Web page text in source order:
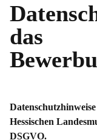
das
Hessischen
DSGVO.